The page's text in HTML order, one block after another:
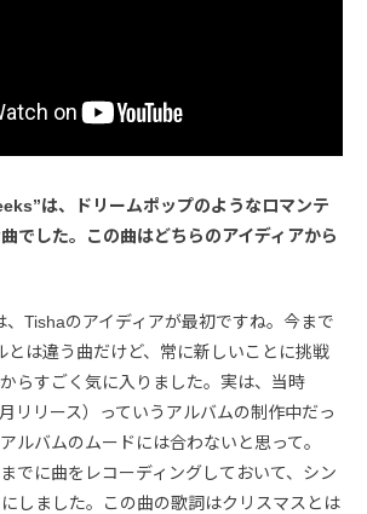
は、ドリームポップのようなロマンテ
でした。この曲はどちらのアイディアから
、Tishaのアイディアが最初ですね。今まで
とは違う曲だけど、常に新しいことに挑戦
らすごく気に入りました。実は、当時
リリース）っていうアルバムの制作中だっ
ルバムのムードには合わないと思って。
までに曲をレコーディングしておいて、シン
しました。この曲の歌詞はクリスマスとは